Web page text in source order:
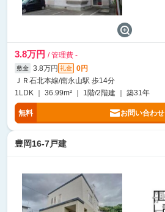
3.8万円 / 管理費 -
敷金 3.8万円 礼金
0円
ＪＲ石北本線/南永山駅 歩14分
1LDK ｜ 36.99m² ｜ 1階/2階建 ｜ 築31年
無料 お問い合わせ
豊岡16-7戸建